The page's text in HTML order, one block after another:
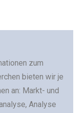
zum
bieten wir je
an: Markt- und
Analyse